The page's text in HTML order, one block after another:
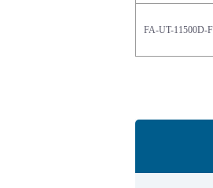
製品動画一覧
FA-UT-11500D-